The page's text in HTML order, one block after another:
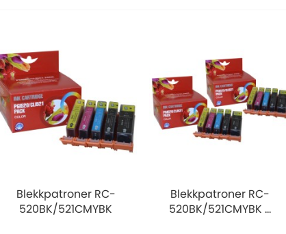
Blekkpatroner RC-
520BK/521CMYBK
Blekkpatroner RC-
520BK/521CMYBK ...